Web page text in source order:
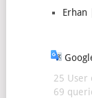
Erhan
25 User
69